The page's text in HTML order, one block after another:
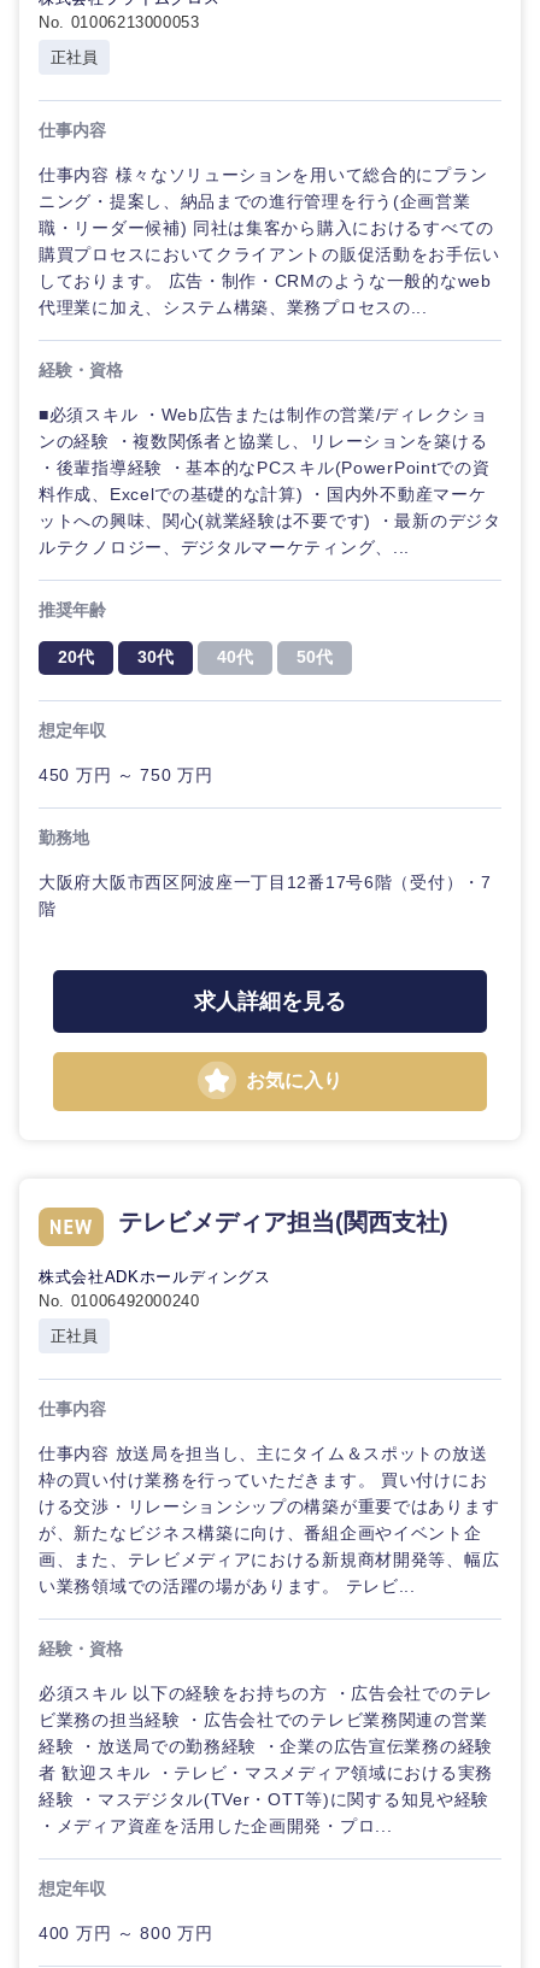
東海地方
岐阜県
愛知県 三重県
近畿地方
No. 01006213000053
正社員
仕事内容
仕事内容 様々なソリューションを用いて総合的にプラン
ニング・提案し、納品までの進行管理を行う(企画営業
職・リーダー候補) 同社は集客から購入におけるすべての
購買プロセスにおいてクライアントの販促活動をお手伝い
しております。 広告・制作・CRMのような一般的なweb
代理業に加え、システム構築、業務プロセスの...
経験・資格
■必須スキル ・Web広告または制作の営業/ディレクショ
ンの経験 ・複数関係者と協業し、リレーションを築ける
・後輩指導経験 ・基本的なPCスキル(PowerPointでの資
料作成、Excelでの基礎的な計算) ・国内外不動産マーケ
ットへの興味、関心(就業経験は不要です) ・最新のデジタ
ルテクノロジー、デジタルマーケティング、...
推奨年齢
20代 30代 40代 50代
想定年収
450 万円 ～ 750 万円
勤務地
大阪府大阪市西区阿波座一丁目12番17号6階（受付）・7
階
求人詳細を見る
お気に入り
テレビメディア担当(関西支社)
株式会社ADKホールディングス
No. 01006492000240
正社員
仕事内容
仕事内容 放送局を担当し、主にタイム＆スポットの放送
枠の買い付け業務を行っていただきます。 買い付けにお
ける交渉・リレーションシップの構築が重要ではあります
が、新たなビジネス構築に向け、番組企画やイベント企
画、また、テレビメディアにおける新規商材開発等、幅広
い業務領域での活躍の場があります。 テレビ...
経験・資格
必須スキル 以下の経験をお持ちの方 ・広告会社でのテレ
ビ業務の担当経験 ・広告会社でのテレビ業務関連の営業
経験 ・放送局での勤務経験 ・企業の広告宣伝業務の経験
者 歓迎スキル ・テレビ・マスメディア領域における実務
経験 ・マスデジタル(TVer・OTT等)に関する知見や経験
・メディア資産を活用した企画開発・プロ...
想定年収
400 万円 ～ 800 万円